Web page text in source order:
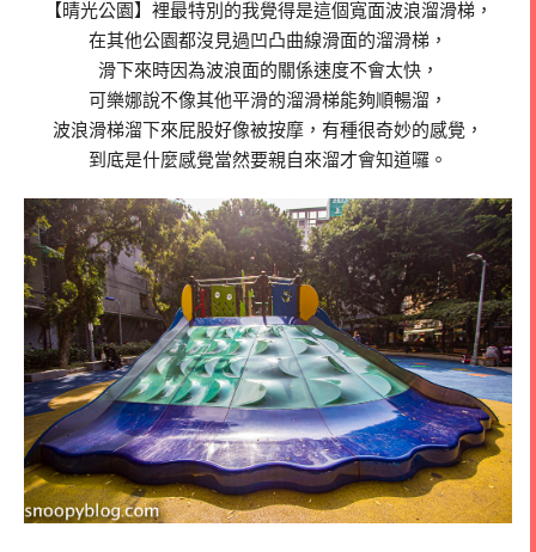
【晴光公園】裡最特別的我覺得是這個寬面波浪溜滑梯，
在其他公園都沒見過凹凸曲線滑面的溜滑梯，
滑下來時因為波浪面的關係速度不會太快，
可樂娜說不像其他平滑的溜滑梯能夠順暢溜，
波浪滑梯溜下來屁股好像被按摩，有種很奇妙的感覺，
到底是什麼感覺當然要親自來溜才會知道囉。